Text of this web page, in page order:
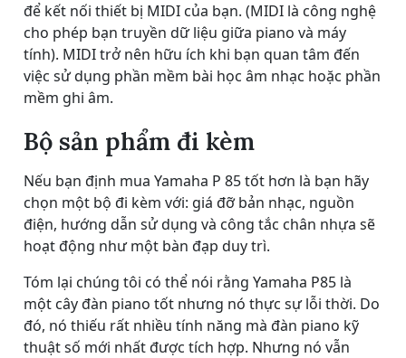
để kết nối thiết bị MIDI của bạn. (MIDI là công nghệ
cho phép bạn truyền dữ liệu giữa piano và máy
tính). MIDI trở nên hữu ích khi bạn quan tâm đến
việc sử dụng phần mềm bài học âm nhạc hoặc phần
mềm ghi âm.
Bộ sản phẩm đi kèm
Nếu bạn định mua Yamaha P 85 tốt hơn là bạn hãy
chọn một bộ đi kèm với: giá đỡ bản nhạc, nguồn
điện, hướng dẫn sử dụng và công tắc chân nhựa sẽ
hoạt động như một bàn đạp duy trì.
Tóm lại chúng tôi có thể nói rằng Yamaha P85 là
một cây đàn piano tốt nhưng nó thực sự lỗi thời. Do
đó, nó thiếu rất nhiều tính năng mà đàn piano kỹ
thuật số mới nhất được tích hợp. Nhưng nó vẫn